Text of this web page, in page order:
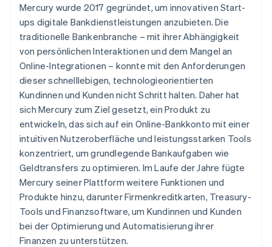
Mercury wurde 2017 gegründet, um innovativen Start-
ups digitale Bankdienstleistungen anzubieten. Die
traditionelle Bankenbranche – mit ihrer Abhängigkeit
von persönlichen Interaktionen und dem Mangel an
Online-Integrationen – konnte mit den Anforderungen
dieser schnelllebigen, technologieorientierten
Kundinnen und Kunden nicht Schritt halten. Daher hat
sich Mercury zum Ziel gesetzt, ein Produkt zu
entwickeln, das sich auf ein Online-Bankkonto mit einer
intuitiven Nutzeroberfläche und leistungsstarken Tools
konzentriert, um grundlegende Bankaufgaben wie
Geldtransfers zu optimieren. Im Laufe der Jahre fügte
Mercury seiner Plattform weitere Funktionen und
Produkte hinzu, darunter Firmenkreditkarten, Treasury-
Tools und Finanzsoftware, um Kundinnen und Kunden
bei der Optimierung und Automatisierung ihrer
Finanzen zu unterstützen.